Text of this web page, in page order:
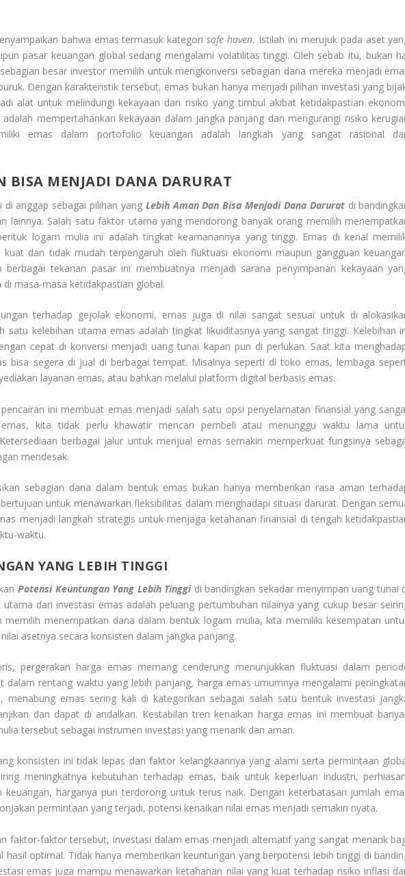
bahwa emas termasuk kategorisafe haven. Istilah ini merujuk pada aset
pasar keuangan global sedang mengalami volatilitas tinggi. Oleh sebab itu, bukan
besar investor memilih untuk mengkonversi sebagian dana mereka menjadi
Dengan karakteristik tersebut, emas bukan hanya menjadi pilihan investasi yang
alat untuk melindungi kekayaan dari risiko yang timbul akibat ketidakpastian
mempertahankan kekayaan dalam jangka panjang dan mengurangi risiko
emas dalam portofolio keuangan adalah langkah yang sangat rasional
BISA MENJADI DANA DARURAT
anggap sebagai pilihan yang Lebih Aman Dan Bisa Menjadi Dana Daruratdi
lainnya. Salah satu faktor utama yang mendorong banyak orang memilih
logam mulia ini adalah tingkat keamanannya yang tinggi. Emas di kenal
kuat dan tidak mudah terpengaruh oleh fluktuasi ekonomi maupun gangguan
berbagai tekanan pasar ini membuatnya menjadi sarana penyimpanan kekayaan
masa-masa ketidakpastian global.
terhadap gejolak ekonomi, emas juga di nilai sangat sesuai untuk di
satu kelebihan utama emas adalah tingkat likuiditasnya yang sangat tinggi. Kelebihan
cepat di konversi menjadi uang tunai kapan pun di perlukan. Saat kita
bisa segera di jual di berbagai tempat. Misalnya seperti di toko emas, lembaga
layanan emas, atau bahkan melalui platform digital berbasis emas.
ini membuat emas menjadi salah satu opsi penyelamatan finansial yang
kita tidak perlu khawatir mencari pembeli atau menunggu waktu lama
berbagai jalur untuk menjual emas semakin memperkuat fungsinya
mendesak.
sebagian dana dalam bentuk emas bukan hanya memberikan rasa aman
untuk menawarkan fleksibilitas dalam menghadapi situasi darurat. Dengan
menjadi langkah strategis untuk menjaga ketahanan finansial di tengah
waktu.
YANG LEBIH TINGGI
Potensi Keuntungan Yang Lebih Tinggidi bandingkan sekadar menyimpan uang tunai
dari investasi emas adalah peluang pertumbuhan nilainya yang cukup besar
memilih menempatkan dana dalam bentuk logam mulia, kita memiliki kesempatan
asetnya secara konsisten dalam jangka panjang.
pergerakan harga emas memang cenderung menunjukkan fluktuasi dalam
dalam rentang waktu yang lebih panjang, harga emas umumnya mengalami
menabung emas sering kali di kategorikan sebagai salah satu bentuk investasi
dan dapat di andalkan. Kestabilan tren kenaikan harga emas ini membuat
tersebut sebagai instrumen investasi yang menarik dan aman.
konsisten ini tidak lepas dari faktor kelangkaannya yang alami serta permintaan
meningkatnya kebutuhan terhadap emas, baik untuk keperluan industri,
keuangan, harganya pun terdorong untuk terus naik. Dengan keterbatasan jumlah
permintaan yang terjadi, potensi kenaikan nilai emas menjadi semakin nyata.
faktor-faktor tersebut, investasi dalam emas menjadi alternatif yang sangat menarik
hasil optimal. Tidak hanya memberikan keuntungan yang berpotensi lebih tinggi di
emas juga mampu menawarkan ketahanan nilai yang kuat terhadap risiko inflasi